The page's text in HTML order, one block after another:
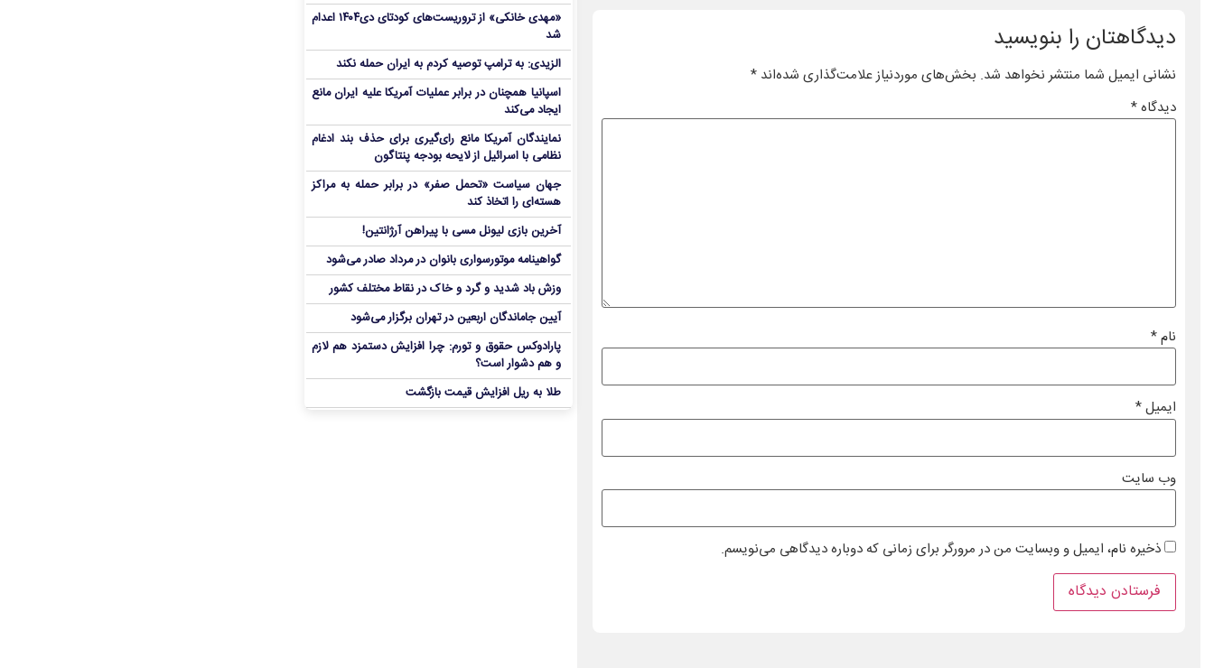
دیدگاهتان را بنویسید
نشانی ایمیل شما منتشر نخواهد شد. بخش‌های موردنیاز علامت‌گذاری شده‌اند*
دیدگاه*
نام*
ایمیل*
وب‌ سایت
ذخیره نام، ایمیل و وبسایت من در مرورگر برای زمانی که دوباره دیدگاهی می‌نویسم.
«مهدی خانکی» از تروریست‌های کودتای دی۱۴۰۴ اعدام
شد
الزیدی: به ترامپ توصیه کردم به ایران حمله نکند
اسپانیا همچنان در برابر عملیات آمریکا علیه ایران مانع
ایجاد می‌کند
نمایندگان آمریکا مانع رای‌گیری برای حذف بند ادغام
نظامی با اسرائیل از لایحه بودجه پنتاگون
جهان سیاست «تحمل صفر» در برابر حمله به مراکز
هسته‌ای را اتخاذ کند
آخرین بازی لیونل مسی با پیراهن آرژانتین!
گواهینامه موتورسواری بانوان در مرداد صادر می‌شود
وزش باد شدید و گرد و خاک در نقاط مختلف کشور
آیین جاماندگان اربعین در تهران برگزار می‌شود
پارادوکس حقوق و تورم: چرا افزایش دستمزد هم لازم
و هم دشوار است؟
طلا به ریل افزایش قیمت بازگشت